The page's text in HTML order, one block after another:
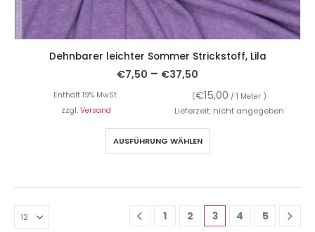
Dehnbarer leichter Sommer Strickstoff, Lila
€7,50 – €37,50
Enthält 19% MwSt. (€15,00 / 1 Meter )
zzgl. Versand Lieferzeit: nicht angegeben
AUSFÜHRUNG WÄHLEN
1 2 3 4 5